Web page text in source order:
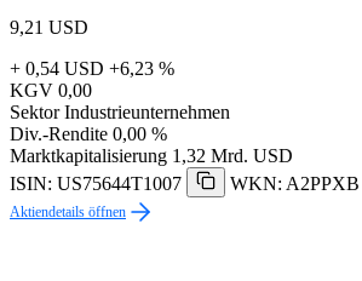
9,21 USD
+ 0,54 USD +6,23 %
KGV 0,00
Sektor Industrieunternehmen
Div.-Rendite 0,00 %
Marktkapitalisierung 1,32 Mrd. USD
ISIN: US75644T1007
WKN: A2PPXB
Aktiendetails öffnen